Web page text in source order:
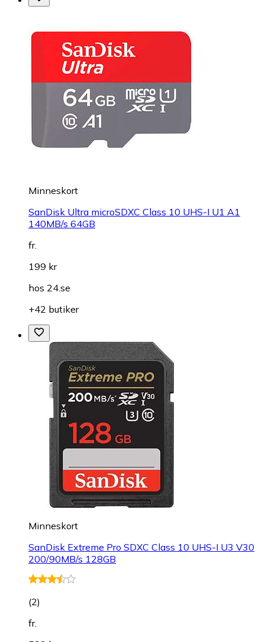
Minneskort
SanDisk Ultra microSDXC Class 10 UHS-I U1 A1
140MB/s 64GB
fr.
199 kr
hos 24.se
+42 butiker
Minneskort
SanDisk Extreme Pro SDXC Class 10 UHS-I U3 V30
200/90MB/s 128GB
(2)
fr.